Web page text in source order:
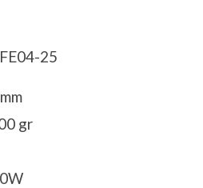
25
gr